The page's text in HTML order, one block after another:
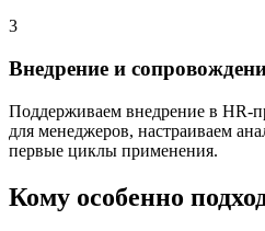
3
Внедрение и
Поддерживаем внедрение в HR-
для менеджеров, настраиваем
первые циклы применения.
Кому особенно